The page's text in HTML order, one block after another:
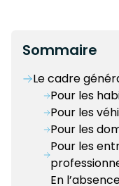
Sommaire
Le cadre
Pour les
Pour les
Pour les
Pour les
En